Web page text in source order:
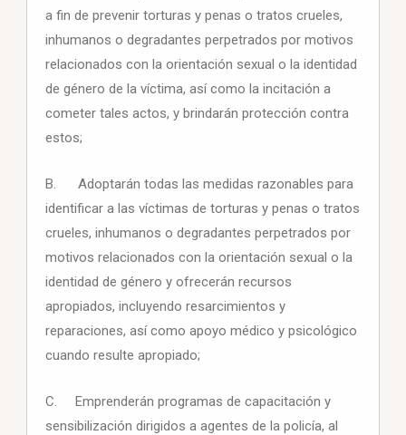
a fin de prevenir torturas y penas o tratos crueles,
inhumanos o degradantes perpetrados por motivos
relacionados con la orientación sexual o la identidad
de género de la víctima, así como la incitación a
cometer tales actos, y brindarán protección contra
estos;
B. Adoptarán todas las medidas razonables para
identificar a las víctimas de torturas y penas o tratos
crueles, inhumanos o degradantes perpetrados por
motivos relacionados con la orientación sexual o la
identidad de género y ofrecerán recursos
apropiados, incluyendo resarcimientos y
reparaciones, así como apoyo médico y psicológico
cuando resulte apropiado;
C. Emprenderán programas de capacitación y
sensibilización dirigidos a agentes de la policía, al